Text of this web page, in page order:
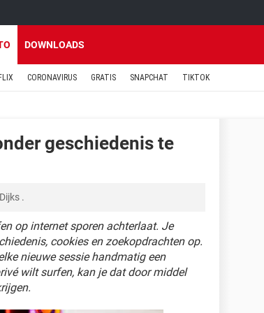
DOWNLOADS
CORONAVIRUS GRATIS SNAPCHAT TIKTOK
geschiedenis te
.
op internet sporen achterlaat. Je
cookies en zoekopdrachten op.
nieuwe sessie handmatig een
wilt surfen, kan je dat door middel